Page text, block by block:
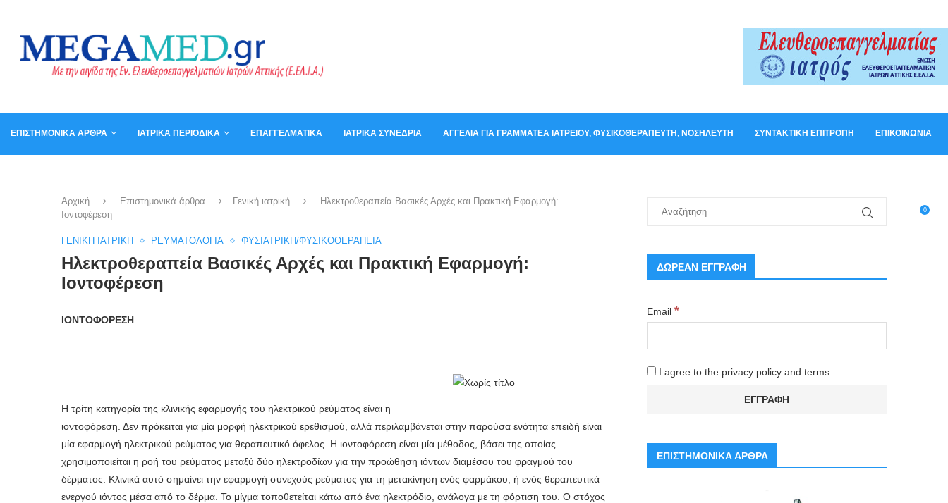
ΕΠΙΣΤΗΜΟΝΙΚΆ ΆΡΘΡΑ ΙΑΤΡΙΚΆ ΠΕΡΙΟΔΙΚΆ ΕΠΑΓΓΕΛΜΑΤΙΚΆ ΙΑΤΡΙΚΆ ΣΥΝΈΔΡΙΑ ΑΓΓΕΛΊΑ ΓΙΑ ΓΡΑΜΜΑΤΈΑ ΙΑΤΡΕΊΟΥ, ΦΥΣΙΚΟΘΕΡΑΠΕΥΤΉ, ΝΟΣΗΛΕΥΤΉ ΣΥΝΤΑΚΤΙΚΉ ΕΠΙΤΡΟΠΉ ΕΠΙΚΟΙΝΩΝΊΑ
0
Αρχική Επιστημονικά άρθρα Γενική ιατρική
Ηλεκτροθεραπεία Βασικές Αρχές και Πρακτική Εφαρμογή:
Ιοντοφέρεση
ΓΕΝΙΚΉ ΙΑΤΡΙΚΉ ΡΕΥΜΑΤΟΛΟΓΊΑ ΦΥΣΙΑΤΡΙΚΉ/ΦΥΣΙΚΟΘΕΡΑΠΕΊΑ
Ηλεκτροθεραπεία Βασικές Αρχές και Πρακτική Εφαρμογή:
Ιοντοφέρεση
ΙΟΝΤΟΦΟΡΕΣΗ
Η τρίτη κατηγορία της κλινικής εφαρμογής του ηλεκτρικού ρεύματος είναι η
ιοντοφόρεση. Δεν πρόκειται για μία μορφή ηλεκτρικού ερεθισμού, αλλά περιλαμβάνεται στην παρούσα ενότητα επειδή είναι
μία εφαρμογή ηλεκτρι­κού ρεύματος για θεραπευτικό όφελος. Η ιοντοφόρεση είναι μία μέθοδος, βάσει της οποίας
χρησιμοποιείται η ροή του ρεύματος μεταξύ δύο ηλεκτρο­δίων για την προώθηση ιόντων διαμέσου του φραγμού του
δέρματος. Κλι­νικά αυτό σημαίνει την εφαρμογή συνεχούς ρεύματος για τη μετακίνηση ενός φαρμάκου, ή ενός θεραπευτικά
ενεργού ιόντος μέσα από το δέρμα. Το μίγμα τοποθετείται κάτω από ένα ηλεκτρόδιο, ανάλογα με τη φόρτιση του. Ο στόχος
ΔΩΡΕΑΝ ΕΓΓΡΑΦΗ
Email *
I agree to the privacy policy and terms.
ΕΠΙΣΤΗΜΟΝΙΚΑ ΑΡΘΡΑ